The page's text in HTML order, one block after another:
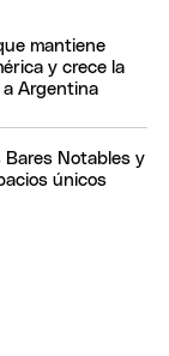
mantiene
y crece la
Argentina
Bares Notables y
únicos